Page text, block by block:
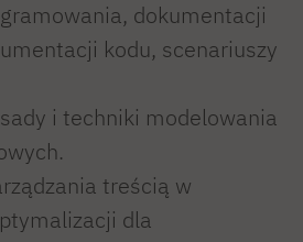
dokumentacji
kodu, scenariuszy
i techniki modelowania
treścią w
dla